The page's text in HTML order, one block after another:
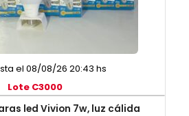
el 08/08/26 20:43 hs
Lote C3000
led Vivion 7w, luz cálida